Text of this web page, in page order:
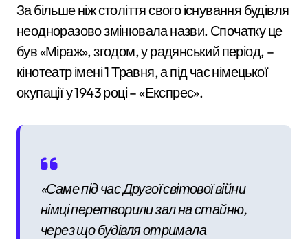
За більше ніж століття свого існування будівля
неодноразово змінювала назви. Спочатку це
був «Міраж», згодом, у радянський період, –
кінотеатр імені 1 Травня, а під час німецької
окупації у 1943 році – «Експрес».
«Саме під час Другої світової війни
німці перетворили зал на стайню,
через що будівля отримала